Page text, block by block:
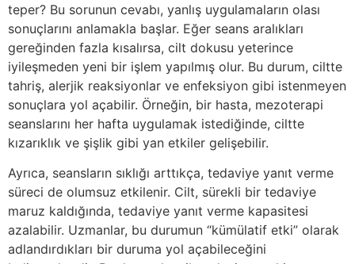
teper? Bu sorunun cevabı, yanlış uygulamaların olası
sonuçlarını anlamakla başlar. Eğer seans aralıkları
gereğinden fazla kısalırsa, cilt dokusu yeterince
iyileşmeden yeni bir işlem yapılmış olur. Bu durum, ciltte
tahriş, alerjik reaksiyonlar ve enfeksiyon gibi istenmeyen
sonuçlara yol açabilir. Örneğin, bir hasta, mezoterapi
seanslarını her hafta uygulamak istediğinde, ciltte
kızarıklık ve şişlik gibi yan etkiler gelişebilir.
Ayrıca, seansların sıklığı arttıkça, tedaviye yanıt verme
süreci de olumsuz etkilenir. Cilt, sürekli bir tedaviye
maruz kaldığında, tedaviye yanıt verme kapasitesi
azalabilir. Uzmanlar, bu durumun “kümülatif etki” olarak
adlandırdıkları bir duruma yol açabileceğini